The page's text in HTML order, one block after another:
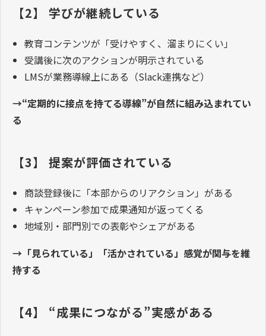
【2】 学びが継続している
教育コンテンツが「受けやすく、溜まりにくい」
受講後に次のアクションが明示されている
LMSが業務導線上にある（Slack連携など）
→“定期的に接点を持てる導線”が自然に組み込まれてい
る
【3】 提案が評価されている
商談登録後に「本部からのリアクション」がある
キャンペーン参加で成果通知が返ってくる
地域別・部門別での表彰やシェアがある
→「見られている」「活かされている」感覚が関与を維
持する
【4】 “成果につながる”実感がある